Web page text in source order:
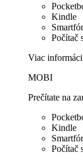
Kindle
Počítač
Viac
MOBI
Prečítate na
Kindle
Počítač